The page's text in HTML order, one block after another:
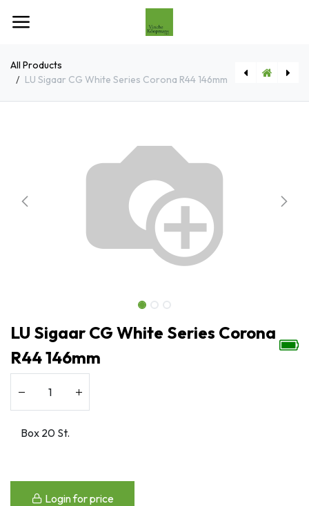
All Products
LU Sigaar CG White Series Corona R44 146mm
LU Sigaar CG White Series Corona
R44 146mm
Login for price